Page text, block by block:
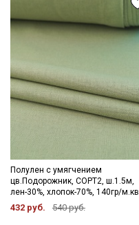
Полулен с умягчением
цв.Подорожник, СОРТ2, ш.1.5м,
лен-30%, хлопок-70%, 140гр/м.кв
432 руб. 540 руб.